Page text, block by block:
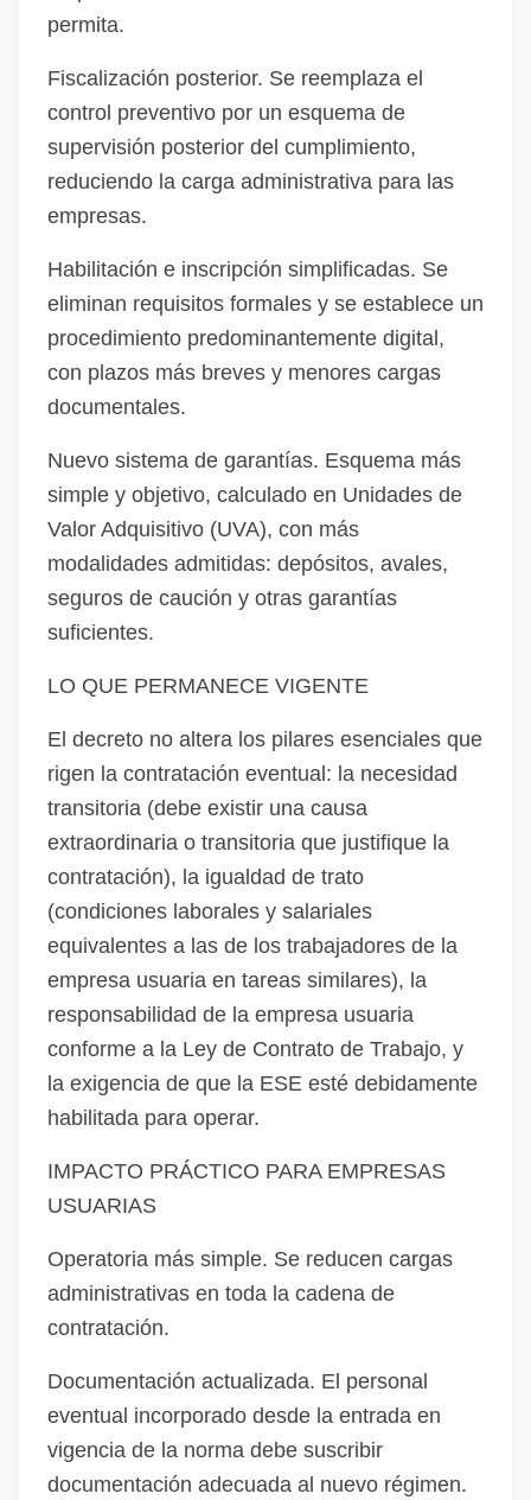
permita.
Fiscalización posterior. Se reemplaza el
control preventivo por un esquema de
supervisión posterior del cumplimiento,
reduciendo la carga administrativa para las
empresas.
Habilitación e inscripción simplificadas. Se
eliminan requisitos formales y se establece un
procedimiento predominantemente digital,
con plazos más breves y menores cargas
documentales.
Nuevo sistema de garantías. Esquema más
simple y objetivo, calculado en Unidades de
Valor Adquisitivo (UVA), con más
modalidades admitidas: depósitos, avales,
seguros de caución y otras garantías
suficientes.
LO QUE PERMANECE VIGENTE
El decreto no altera los pilares esenciales que
rigen la contratación eventual: la necesidad
transitoria (debe existir una causa
extraordinaria o transitoria que justifique la
contratación), la igualdad de trato
(condiciones laborales y salariales
equivalentes a las de los trabajadores de la
empresa usuaria en tareas similares), la
responsabilidad de la empresa usuaria
conforme a la Ley de Contrato de Trabajo, y
la exigencia de que la ESE esté debidamente
habilitada para operar.
IMPACTO PRÁCTICO PARA EMPRESAS
USUARIAS
Operatoria más simple. Se reducen cargas
administrativas en toda la cadena de
contratación.
Documentación actualizada. El personal
eventual incorporado desde la entrada en
vigencia de la norma debe suscribir
documentación adecuada al nuevo régimen.